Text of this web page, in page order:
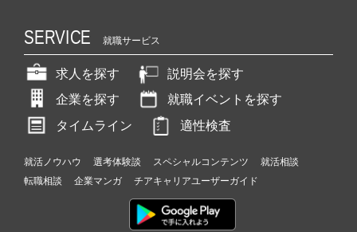
SERVICE 就職サービス
求人を探す
説明会を探す
企業を探す
就職イベントを探す
タイムライン
適性検査
就活ノウハウ 選考体験談 スペシャルコンテンツ
就活相談
転職相談
企業マンガ チアキャリアユーザーガイド